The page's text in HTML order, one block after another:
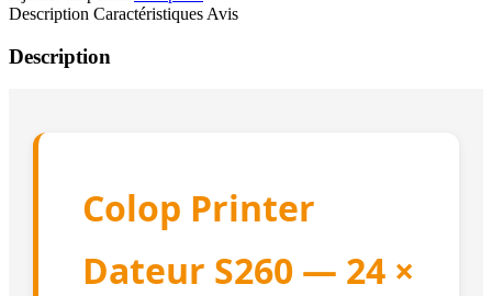
Description Caractéristiques Avis
Description
Colop Printer
Dateur S260 — 24 ×